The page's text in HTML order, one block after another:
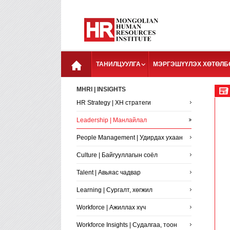
ТАНИЛЦУУЛГА МЭРГЭШҮҮЛЭХ
MHRI | INSIGHTS
HR Strategy | ХН стратеги
Leadership | Манлайлал
People Management | Удирдах ухаан
Culture | Байгууллагын соёл
Talent | Авьяас чадвар
Learning | Сургалт, хөгжил
Workforce | Ажиллах хүч
Workforce Insights | Судалгаа, тоон